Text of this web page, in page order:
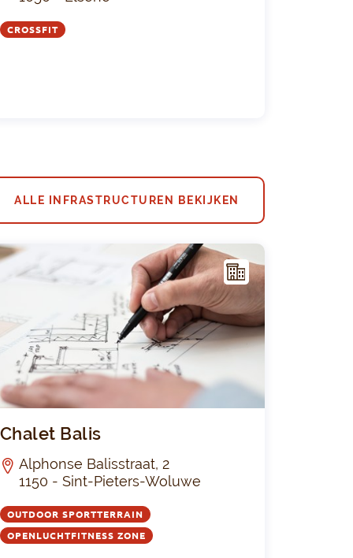
CROSSFIT
ALLE INFRASTRUCTUREN BEKIJKEN
NFR
AST
RUC
Chalet Balis
Alphonse Balisstraat, 2
1150 - Sint-Pieters-Woluwe
OUTDOOR SPORTTERRAIN
OPENLUCHTFITNESS ZONE